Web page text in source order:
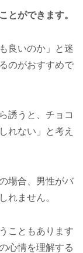
とができます。
良いのか」と迷
のがおすすめで
誘うと、チョコ
れない」と考え
場合、男性がバ
れません。
こともあります
心情を理解する